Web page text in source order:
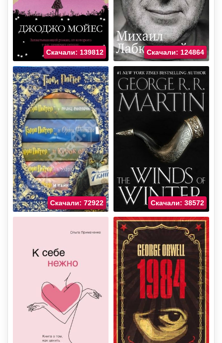
Скачали: 139812 Скачали: 124864
Скачали: 72922 Скачали: 38572